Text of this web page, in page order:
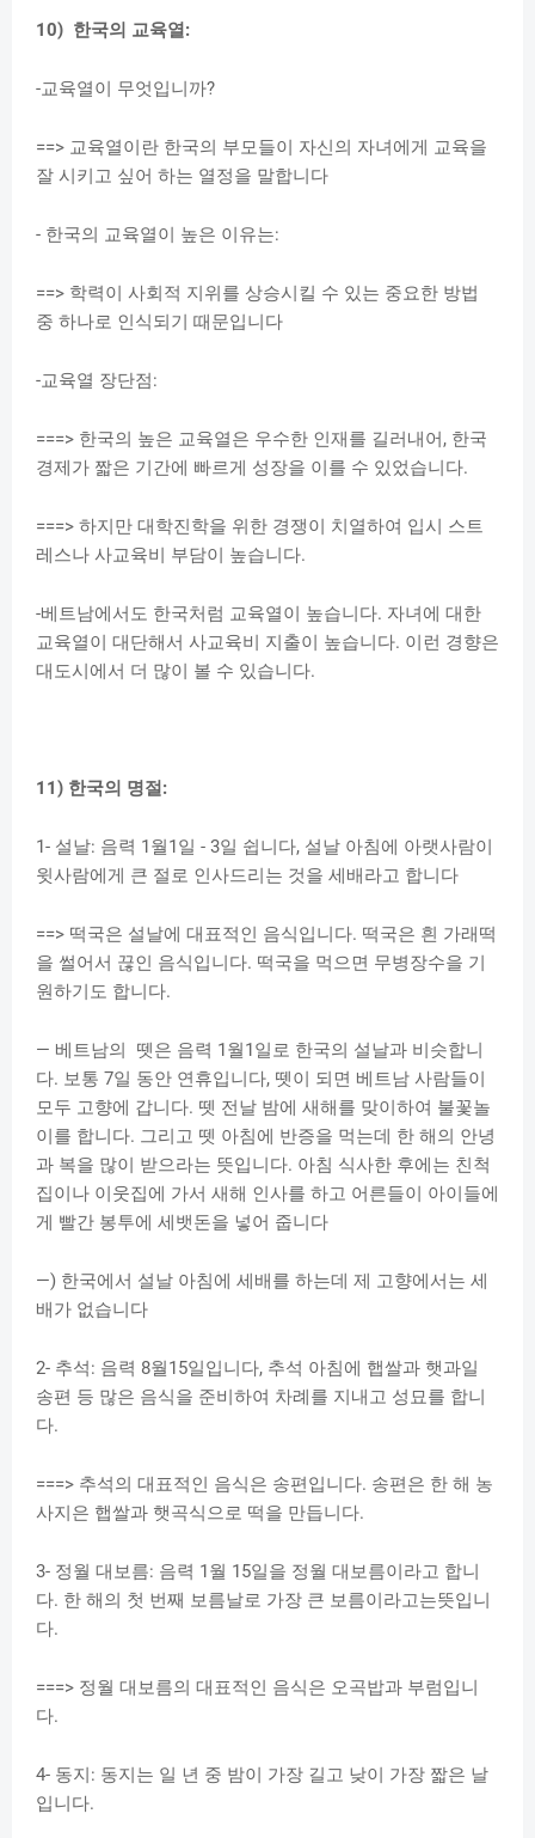
10) 한국의 교육열:
-교육열이 무엇입니까?
==> 교육열이란 한국의 부모들이 자신의 자녀에게 교육을
잘 시키고 싶어 하는 열정을 말합니다
- 한국의 교육열이 높은 이유는:
==> 학력이 사회적 지위를 상승시킬 수 있는 중요한 방법
중 하나로 인식되기 때문입니다
-교육열 장단점:
===> 한국의 높은 교육열은 우수한 인재를 길러내어, 한국
경제가 짧은 기간에 빠르게 성장을 이를 수 있었습니다.
===> 하지만 대학진학을 위한 경쟁이 치열하여 입시 스트
레스나 사교육비 부담이 높습니다.
-베트남에서도 한국처럼 교육열이 높습니다. 자녀에 대한
교육열이 대단해서 사교육비 지출이 높습니다. 이런 경향은
대도시에서 더 많이 볼 수 있습니다.
11) 한국의 명절:
1- 설날: 음력 1월1일 - 3일 쉽니다, 설날 아침에 아랫사람이
윗사람에게 큰 절로 인사드리는 것을 세배라고 합니다
==> 떡국은 설날에 대표적인 음식입니다. 떡국은 흰 가래떡
을 썰어서 끊인 음식입니다. 떡국을 먹으면 무병장수을 기
원하기도 합니다.
— 베트남의 뗏은 음력 1월1일로 한국의 설날과 비슷합니
다. 보통 7일 동안 연휴입니다, 뗏이 되면 베트남 사람들이
모두 고향에 갑니다. 뗏 전날 밤에 새해를 맞이하여 불꽃놀
이를 합니다. 그리고 뗏 아침에 반증을 먹는데 한 해의 안녕
과 복을 많이 받으라는 뜻입니다. 아침 식사한 후에는 친척
집이나 이웃집에 가서 새해 인사를 하고 어른들이 아이들에
게 빨간 봉투에 세뱃돈을 넣어 줍니다
—) 한국에서 설날 아침에 세배를 하는데 제 고향에서는 세
배가 없습니다
2- 추석: 음력 8월15일입니다, 추석 아침에 햅쌀과 햇과일
송편 등 많은 음식을 준비하여 차례를 지내고 성묘를 합니
다.
===> 추석의 대표적인 음식은 송편입니다. 송편은 한 해 농
사지은 햅쌀과 햇곡식으로 떡을 만듭니다.
3- 정월 대보름: 음력 1월 15일을 정월 대보름이라고 합니
다. 한 해의 첫 번째 보름날로 가장 큰 보름이라고는뜻입니
다.
===> 정월 대보름의 대표적인 음식은 오곡밥과 부럼입니
다.
4- 동지: 동지는 일 년 중 밤이 가장 길고 낮이 가장 짧은 날
입니다.